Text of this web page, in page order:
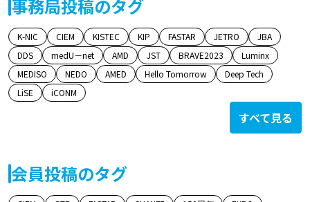
事務局投稿のタグ
K-NIC CIEM KISTEC KIP FASTAR JETRO
JBA
DDS
medU－net AMD JST BRAVE2023
Luminx
MEDISO
NEDO AMED Hello Tomorrow
Deep Tech
LiSE
iCONM
すべて見る
会員投稿のタグ